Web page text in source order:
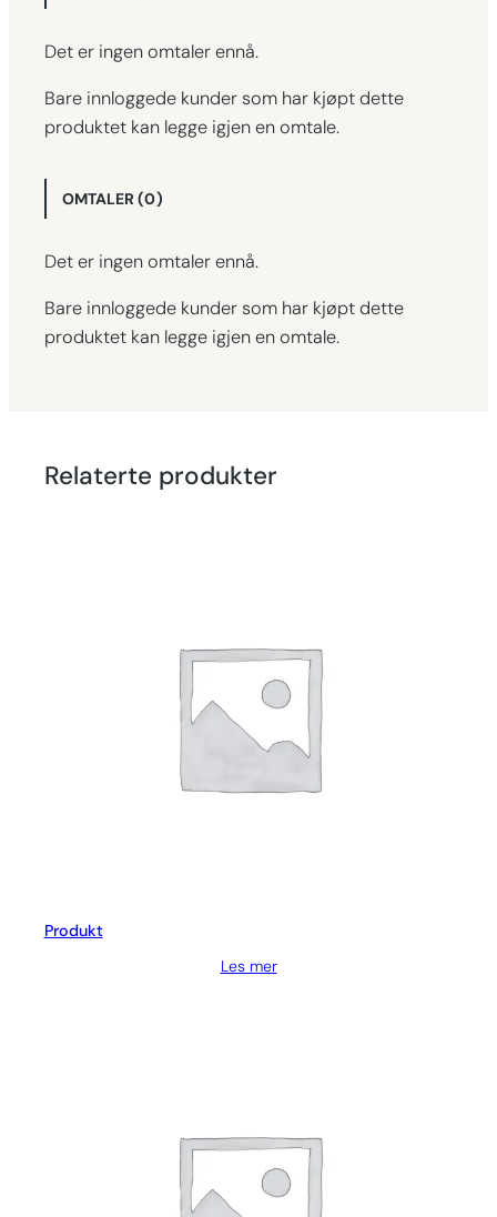
Det er ingen omtaler ennå.
Bare innloggede kunder som har kjøpt dette
produktet kan legge igjen en omtale.
OMTALER (0)
Det er ingen omtaler ennå.
Bare innloggede kunder som har kjøpt dette
produktet kan legge igjen en omtale.
Relaterte produkter
Produkt
Les mer